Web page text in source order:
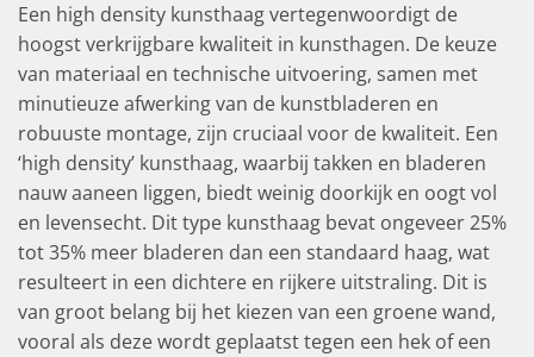
Een high density kunsthaag vertegenwoordigt de
hoogst verkrijgbare kwaliteit in kunsthagen. De keuze
van materiaal en technische uitvoering, samen met
minutieuze afwerking van de kunstbladeren en
robuuste montage, zijn cruciaal voor de kwaliteit. Een
‘high density’ kunsthaag, waarbij takken en bladeren
nauw aaneen liggen, biedt weinig doorkijk en oogt vol
en levensecht. Dit type kunsthaag bevat ongeveer 25%
tot 35% meer bladeren dan een standaard haag, wat
resulteert in een dichtere en rijkere uitstraling. Dit is
van groot belang bij het kiezen van een groene wand,
vooral als deze wordt geplaatst tegen een hek of een